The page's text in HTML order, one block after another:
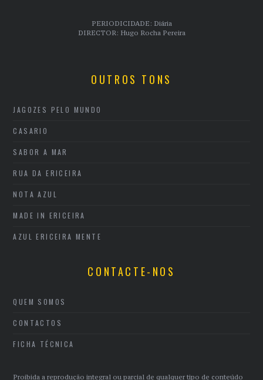
PERIODICIDADE: Diária
DIRECTOR: Hugo Rocha Pereira
OUTROS TONS
JAGOZES PELO MUNDO
CASARIO
SABOR A MAR
RUA DA ERICEIRA
NOTA AZUL
MADE IN ERICEIRA
AZUL ERICEIRA MENTE
CONTACTE-NOS
QUEM SOMOS
CONTACTOS
FICHA TÉCNICA
Proibida a reprodução integral ou parcial de qualquer tipo de conteúdo